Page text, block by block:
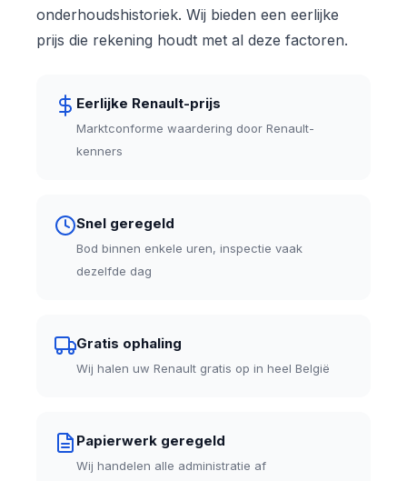
onderhoudshistoriek. Wij bieden een eerlijke
prijs die rekening houdt met al deze factoren.
Eerlijke Renault-prijs
Marktconforme waardering door Renault-
kenners
Snel geregeld
Bod binnen enkele uren, inspectie vaak
dezelfde dag
Gratis ophaling
Wij halen uw Renault gratis op in heel België
Papierwerk geregeld
Wij handelen alle administratie af